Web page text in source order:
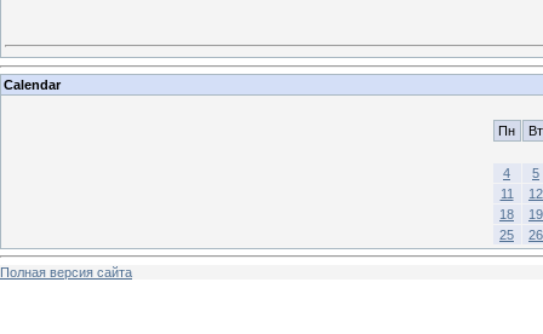
Calendar
Пн Вт
4
5
11
12
18
19
25
26
Полная версия сайта